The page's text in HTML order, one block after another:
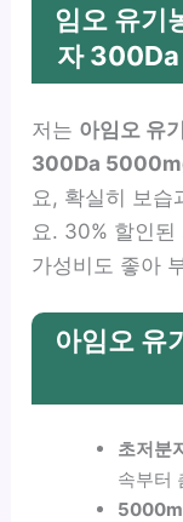
임오 유기
자
저는 아임오 유
300Da
요, 확실히 보습
요. 30% 할인
가성비도 좋아
아임오 유
초저분
속부터